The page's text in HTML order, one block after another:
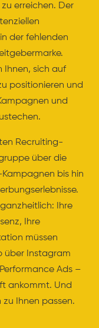
erreichen. Der
der fehlenden
Ihnen, sich auf
positionieren und
und
Recruiting-
über die
bis hin
Ihre
Ihre
müssen
über Instagram
Ads –
ankommt. Und
Ihnen passen.